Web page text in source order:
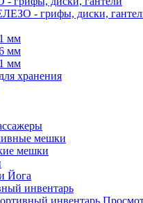
- грифы, диски,
мм
мм
мм
хранения
мешки
мешки
Йога
инвентарь
инвентарь